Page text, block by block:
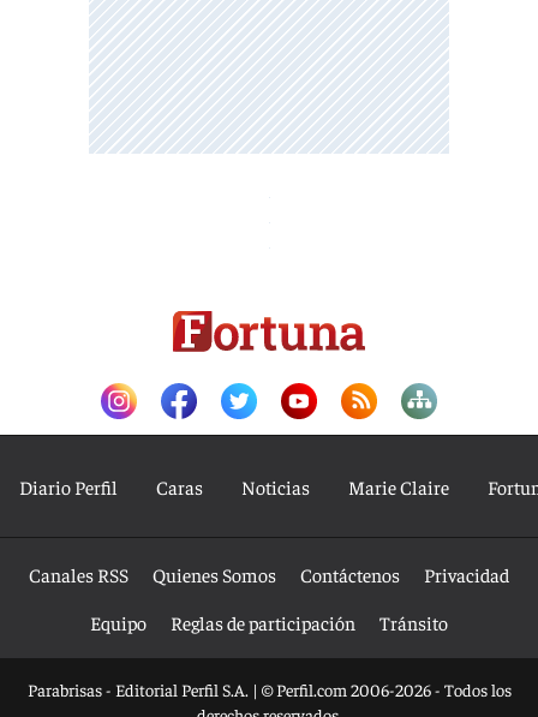
Diario Perfil Caras Noticias Marie Claire
Canales RSS Quienes Somos Contáctenos
Privacidad
Equipo
Reglas de participación Tránsito
Parabrisas - Editorial Perfil S.A. | © Perfil.com 2006-2026 - Todos los